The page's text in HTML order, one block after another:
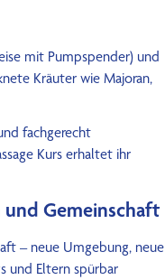
mit Pumpspender) und
Kräuter wie Majoran,
fachgerecht
Kurs erhaltet ihr
und Gemeinschaft
– neue Umgebung, neue
und Eltern spürbar